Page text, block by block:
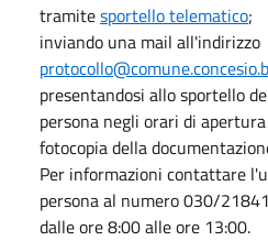
tramitesportello telematico;
inviando una mail all'indirizzo
presentandosi allo sportello
persona negli orari di
fotocopia della
Per informazioni contattare
persona al numero 030/
dalle ore 8:00 alle ore 13:00.